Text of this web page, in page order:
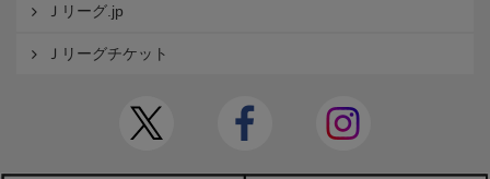
Ｊリーグ.jp
Ｊリーグチケット